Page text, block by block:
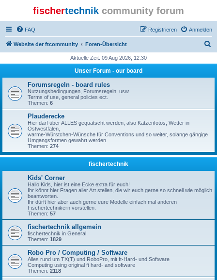
fischertechnik community forum
FAQ Anmelden
Registrieren
Website der ftcommunity Foren-Übersicht
h
Aktuelle Zeit: 09 Aug 2026, 12:30
Unser Forum - our board
Forumsregeln - board rules
Nutzungsbedingungen, Forumsregeln, usw.
Terms of use, general policies ect.
Themen: 6
Plauderecke
Hier darf über ALLES gequatscht werden, also Katzenfotos, Wetter in
Ostwestfalen,
warme-Würstchen-Wünsche für Conventions und so weiter, solange gängige
Umgangsformen gewahrt werden.
Themen: 274
fischertechnik
Kids' Corner
Hallo Kids, hier ist eine Ecke extra für euch!
Ihr könnt hier Fragen aller Art stellen, die wir euch gerne so schnell wie möglich
beantworten.
Ihr dürft hier aber auch gerne eure Modelle einfach mal anderen
Fischertechnikern vorstellen.
Themen: 57
fischertechnik allgemein
fischertechnik in General
Themen: 1829
Robo Pro / Computing / Software
Alles rund um TX(T) und RoboPro, mit ft-Hard- und Software
Computing using original ft hard- and software
Themen: 2118